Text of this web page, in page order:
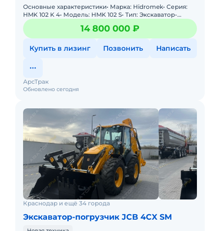
Основные характеристики• Марка: Hidromek• Серия:
HMK 102 K 4• Модель: HMK 102 S• Тип: Экскаватор-
погрузчик• Год выпуска: 2025• Стр
14 800 000 ₽
Купить в лизинг Позвонить Написать
Обновлено сегодня
АрсТрак
Краснодар и ещё 34 города
Экскаватор-погрузчик JCB 4CX SM